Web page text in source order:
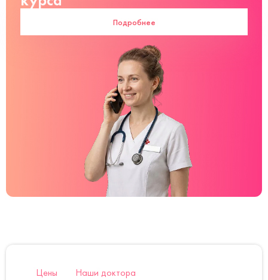
Подробнее
Цены Наши доктора